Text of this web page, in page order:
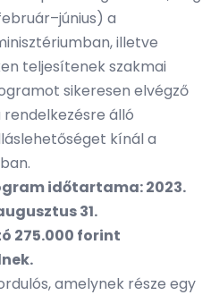
a
illetve
teljesítenek szakmai
sikeresen elvégző
álló
kínál a
időtartama: 2023.
31.
275.000 forint
amelynek része egy